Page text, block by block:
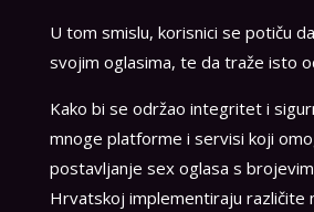
U tom smislu, korisnici se potiču
svojim oglasima, te da traže isto
Kako bi se održao integritet i
mnoge platforme i servisi koji
postavljanje sex oglasa s
Hrvatskoj implementiraju različite